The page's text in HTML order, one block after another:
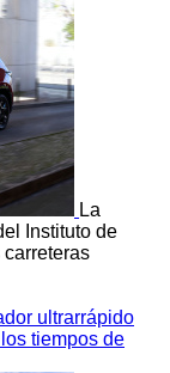
La
Instituto de
ultrarrápido
tiempos de